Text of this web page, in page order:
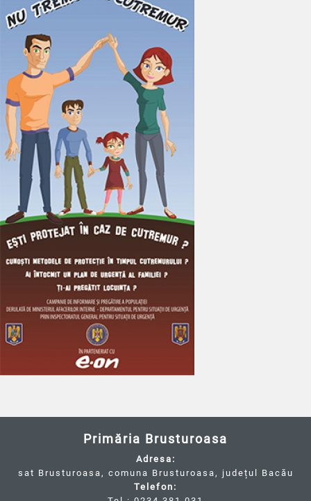
Primăria Brusturoasa
Adresa:
sat Brusturoasa, comuna Brusturoasa, județul Bacău
Telefon: